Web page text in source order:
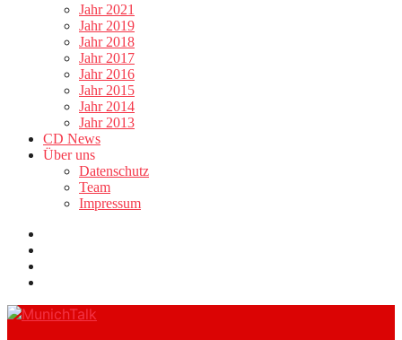
Jahr 2021
Jahr 2019
Jahr 2018
Jahr 2017
Jahr 2016
Jahr 2015
Jahr 2014
Jahr 2013
CD News
Über uns
Datenschutz
Team
Impressum